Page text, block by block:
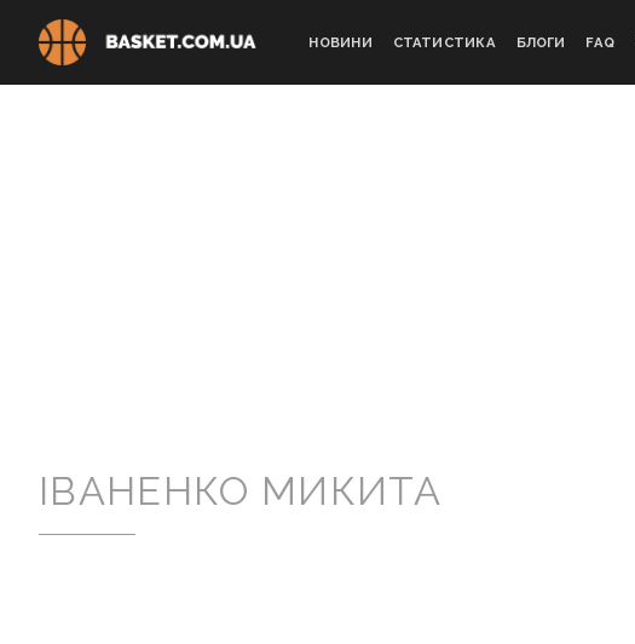
НОВИНИ СТАТИСТИКА БЛОГИ FAQ
IВАНЕНКО МИКИТА